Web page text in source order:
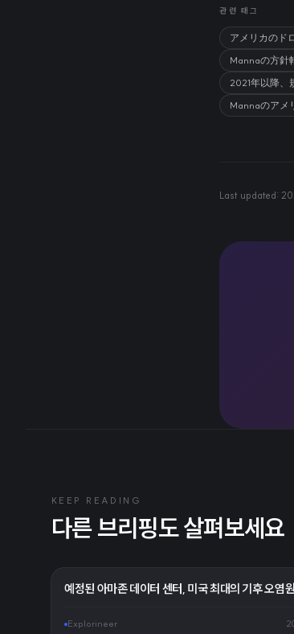
관련 태그
アメリカのド
Mannaの方針
2021年以降、
Mannaのアメ
Last updated:
KEEP READING
다른 브리핑도 살펴보세요
예정된 아마존 데이터 센터, 미국 최대의 기후 오염
Explorineer